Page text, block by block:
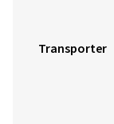
Transporter